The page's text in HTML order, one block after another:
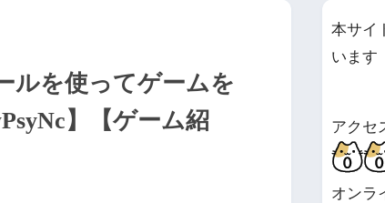
ルを使ってゲームを
】【ゲーム紹
本サイ
います
アクセ
オンラ